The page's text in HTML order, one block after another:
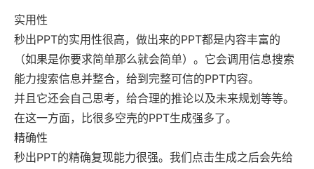
实用性
秒出PPT的实用性很高，做出来的PPT都是内容丰富的
（如果是你要求简单那么就会简单）。它会调用信息搜索
能力搜索信息并整合，给到完整可信的PPT内容。
并且它还会自己思考，给合理的推论以及未来规划等等。
在这一方面，比很多空壳的PPT生成强多了。
精确性
秒出PPT的精确复现能力很强。我们点击生成之后会先给